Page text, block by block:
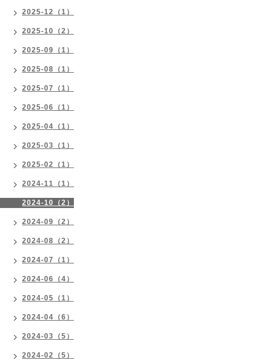
2025-12（1）
2025-10（2）
2025-09（1）
2025-08（1）
2025-07（1）
2025-06（1）
2025-04（1）
2025-03（1）
2025-02（1）
2024-11（1）
2024-10（2）
2024-09（2）
2024-08（2）
2024-07（1）
2024-06（4）
2024-05（1）
2024-04（6）
2024-03（5）
2024-02（5）